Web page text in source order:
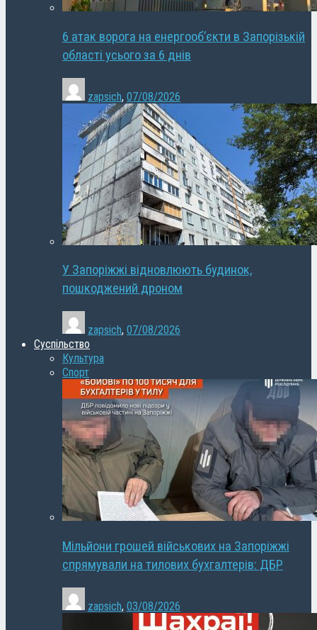
6 атак ворога на енергооб’єкти в Запорізькій
області усього за 6 днів
zapsich, 07/08/2026
У Запоріжжі відновлюють будинок,
пошкоджений дроном
zapsich, 07/08/2026
Суспільство
Культура
Спорт
Мільйони грошей військових на Запоріжжі
спрямували на тилових бухгалтерів: ДБР
zapsich, 03/08/2026